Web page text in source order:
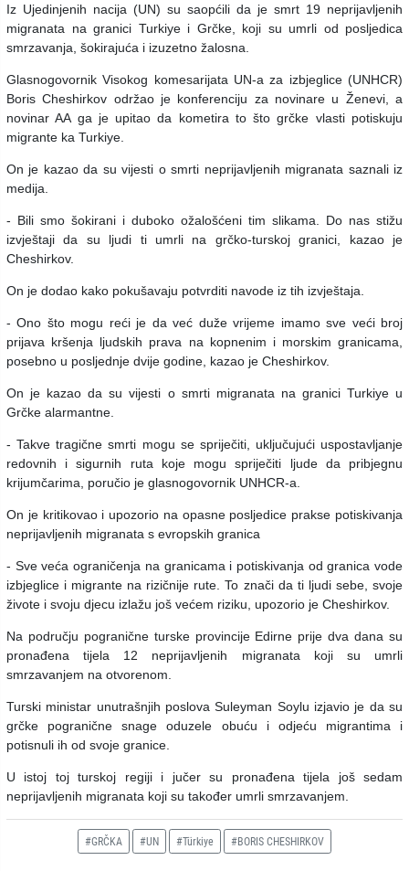
Iz Ujedinjenih nacija (UN) su saopćili da je smrt 19 neprijavljenih
migranata na granici Turkiye i Grčke, koji su umrli od posljedica
smrzavanja, šokirajuća i izuzetno žalosna.
Glasnogovornik Visokog komesarijata UN-a za izbjeglice (UNHCR)
Boris Cheshirkov održao je konferenciju za novinare u Ženevi, a
novinar AA ga je upitao da kometira to što grčke vlasti potiskuju
migrante ka Turkiye.
On je kazao da su vijesti o smrti neprijavljenih migranata saznali iz
medija.
- Bili smo šokirani i duboko ožalošćeni tim slikama. Do nas stižu
izvještaji da su ljudi ti umrli na grčko-turskoj granici, kazao je
Cheshirkov.
On je dodao kako pokušavaju potvrditi navode iz tih izvještaja.
- Ono što mogu reći je da već duže vrijeme imamo sve veći broj
prijava kršenja ljudskih prava na kopnenim i morskim granicama,
posebno u posljednje dvije godine, kazao je Cheshirkov.
On je kazao da su vijesti o smrti migranata na granici Turkiye u
Grčke alarmantne.
- Takve tragične smrti mogu se spriječiti, uključujući uspostavljanje
redovnih i sigurnih ruta koje mogu spriječiti ljude da pribjegnu
krijumčarima, poručio je glasnogovornik UNHCR-a.
On je kritikovao i upozorio na opasne posljedice prakse potiskivanja
neprijavljenih migranata s evropskih granica
- Sve veća ograničenja na granicama i potiskivanja od granica vode
izbjeglice i migrante na rizičnije rute. To znači da ti ljudi sebe, svoje
živote i svoju djecu izlažu još većem riziku, upozorio je Cheshirkov.
Na području pogranične turske provincije Edirne prije dva dana su
pronađena tijela 12 neprijavljenih migranata koji su umrli
smrzavanjem na otvorenom.
Turski ministar unutrašnjih poslova Suleyman Soylu izjavio je da su
grčke pogranične snage oduzele obuću i odjeću migrantima i
potisnuli ih od svoje granice.
U istoj toj turskoj regiji i jučer su pronađena tijela još sedam
neprijavljenih migranata koji su također umrli smrzavanjem.
#GRČKA #UN #Türkiye #BORIS CHESHIRKOV